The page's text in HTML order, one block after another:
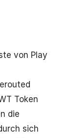
von Play
Token
die
sich